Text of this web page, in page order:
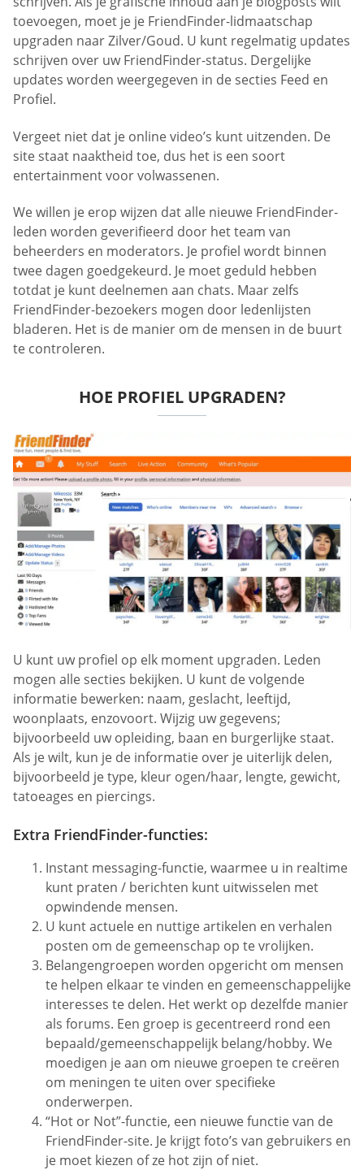
toevoegen, moet je je FriendFinder-lidmaatschap
upgraden naar Zilver/Goud. U kunt regelmatig updates
schrijven over uw FriendFinder-status. Dergelijke
updates worden weergegeven in de secties Feed en
Profiel.
Vergeet niet dat je online video’s kunt uitzenden. De
site staat naaktheid toe, dus het is een soort
entertainment voor volwassenen.
We willen je erop wijzen dat alle nieuwe FriendFinder-
leden worden geverifieerd door het team van
beheerders en moderators. Je profiel wordt binnen
twee dagen goedgekeurd. Je moet geduld hebben
totdat je kunt deelnemen aan chats. Maar zelfs
FriendFinder-bezoekers mogen door ledenlijsten
bladeren. Het is de manier om de mensen in de buurt
te controleren.
HOE PROFIEL UPGRADEN?
U kunt uw profiel op elk moment upgraden. Leden
mogen alle secties bekijken. U kunt de volgende
informatie bewerken: naam, geslacht, leeftijd,
woonplaats, enzovoort. Wijzig uw gegevens;
bijvoorbeeld uw opleiding, baan en burgerlijke staat.
Als je wilt, kun je de informatie over je uiterlijk delen,
bijvoorbeeld je type, kleur ogen/haar, lengte, gewicht,
tatoeages en piercings.
Extra FriendFinder-functies:
Instant messaging-functie, waarmee u in realtime
kunt praten / berichten kunt uitwisselen met
opwindende mensen.
U kunt actuele en nuttige artikelen en verhalen
posten om de gemeenschap op te vrolijken.
Belangengroepen worden opgericht om mensen
te helpen elkaar te vinden en gemeenschappelijke
interesses te delen. Het werkt op dezelfde manier
als forums. Een groep is gecentreerd rond een
bepaald/gemeenschappelijk belang/hobby. We
moedigen je aan om nieuwe groepen te creëren
om meningen te uiten over specifieke
onderwerpen.
“Hot or Not”-functie, een nieuwe functie van de
FriendFinder-site. Je krijgt foto’s van gebruikers en
je moet kiezen of ze hot zijn of niet.